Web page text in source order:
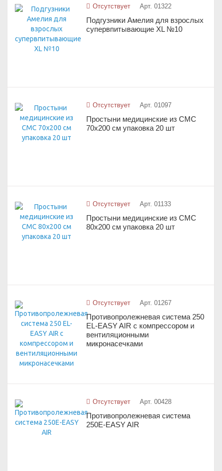
Отсутствует Арт. 01322
Подгузники Амелия для взрослых
супервпитывающие ХL №10
Отсутствует Арт. 01097
Простыни медицинские из СМС
70х200 см упаковка 20 шт
Отсутствует Арт. 01133
Простыни медицинские из СМС
80х200 см упаковка 20 шт
Отсутствует Арт. 01267
Противопролежневая система 250
EL-EASY AIR с компрессором и
вентиляционными
микронасечками
Отсутствует Арт. 00428
Противопролежневая система
250E-EASY AIR